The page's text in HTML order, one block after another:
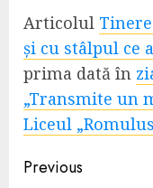
Articolul
și cu stâlpul ce
prima dată în
„Transmite un
Liceul „Romulus
Continue
Previous